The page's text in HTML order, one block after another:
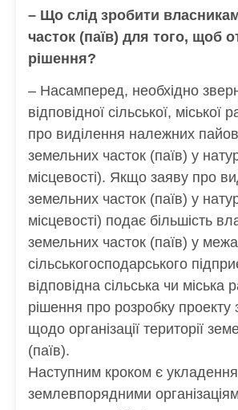
– Що слід зробити
часток (паїв) для того, щоб
рішення?
– Насамперед, необхідно
відповідної сільської, міської
про виділення належних
земельних часток (паїв) у
місцевості). Якщо заяву про
земельних часток (паїв) у
місцевості) подає більшість
земельних часток (паїв) у
сільськогосподарського
відповідна сільська чи міська
рішення про розробку
щодо організації території
(паїв).
Наступним кроком є укладення
землевпорядними